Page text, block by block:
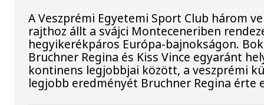
A Veszprémi Egyetemi Sport Club három
rajthoz állt a svájci Monteceneriben
hegyikerékpáros Európa-bajnokságon.
Bruchner Regina és Kiss Vince egyaránt
kontinens legjobbjai között, a veszprémi
legjobb eredményét Bruchner Regina érte